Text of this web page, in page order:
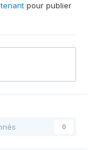
pour publier
0